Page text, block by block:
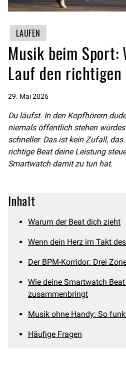
LAUFEN
Musik beim Sport:
Lauf den
29. Mai 2026
Du läufst. In den Kopfhörern
niemals öffentlich stehen
schneller. Das ist kein Zufall, das
richtige Beat deine Leistung
Smartwatch damit zu tun hat.
Inhalt
Warum der Beat dich zieht
Wenn dein Herz im Takt
Der BPM-Korridor: Drei
Wie deine Smartwatch
zusammenbringt
Musik ohne Handy: So
Häufige Fragen